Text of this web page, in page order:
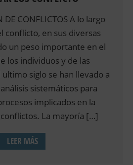
DE CONFLICTOS A lo largo
conflicto, en sus diversas
un peso importante en el
los individuos y de las
ultimo siglo se han llevado a
sistemáticos para
implicados en la
La mayoría […]
LEER MÁS